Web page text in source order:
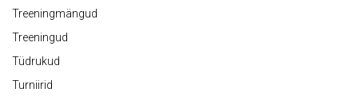
Treeningmängud
Treeningud
Tüdrukud
Turniirid